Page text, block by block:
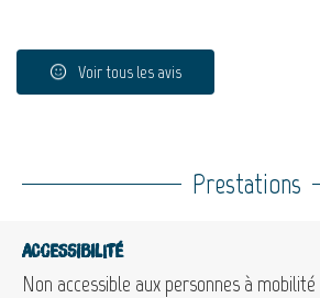
Voir tous les avis
Prestations
Accessibilité
Non accessible aux personnes à